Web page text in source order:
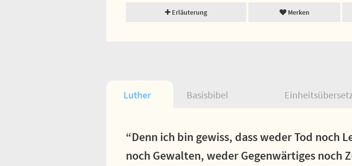
Erläuterung Merken
Luther Basisbibel
“Denn ich bin gewiss, dass weder Tod noch
noch Gewalten, weder Gegenwärtiges noch